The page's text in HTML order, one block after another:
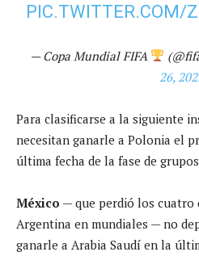
PIC.TWITTER.COM/
— Copa Mundial FIFA
26,
Para clasificarse a la siguiente
necesitan ganarle a Polonia el
última fecha de la fase de
México — que perdió los cuatro
Argentina en mundiales — no
ganarle a Arabia Saudí en la